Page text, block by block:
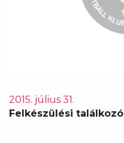
2015. július 31.
Felkészülési találkozó